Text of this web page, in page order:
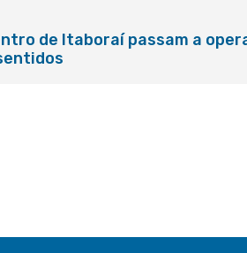
de Itaboraí passam a